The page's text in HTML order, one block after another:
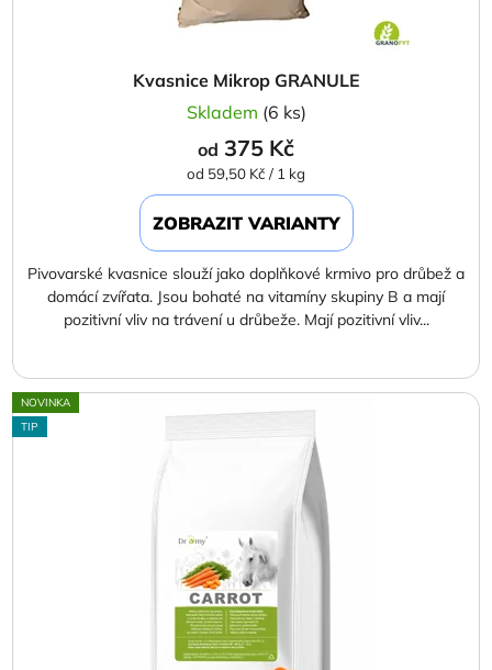
Kvasnice Mikrop GRANULE
Skladem (6 ks)
od 375 Kč
Měrná
cena:
od 59,50 Kč / 1 kg
ZOBRAZIT VARIANTY
Pivovarské kvasnice slouží jako doplňkové krmivo pro drůbež a
domácí zvířata. Jsou bohaté na vitamíny skupiny B a mají
pozitivní vliv na trávení u drůbeže. Mají pozitivní vliv...
NOVINKA
TIP